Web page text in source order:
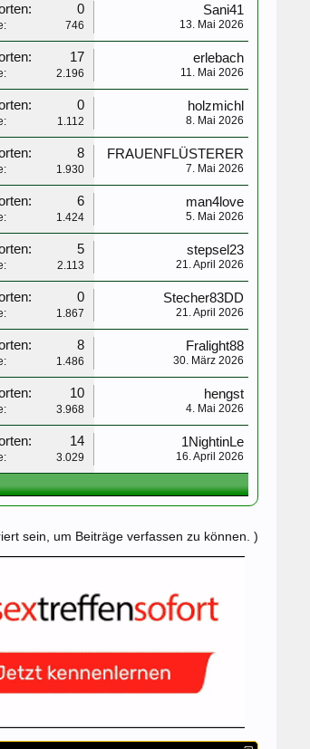
0
746
Sani41
13. Mai 2026
17
2.196
erlebach
11. Mai 2026
0
1.112
holzmichl
8. Mai 2026
8
1.930
FRAUENFLÜSTERER
7. Mai 2026
6
1.424
man4love
5. Mai 2026
5
2.113
stepsel23
21. April 2026
0
1.867
Stecher83DD
21. April 2026
8
1.486
Fralight88
30. März 2026
10
3.968
hengst
4. Mai 2026
14
3.029
1NightinLe
16. April 2026
sein, um Beiträge verfassen zu können. )